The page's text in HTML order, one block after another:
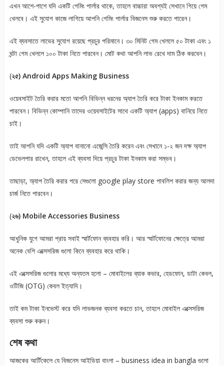
এখন আশে-পাশে যদি একটি গেমিং পার্লার থাকে, তাহলে বাচ্চারা অবশ্যই সেখানে গিয়ে গেম
খেলবে। এই সুযোগ কাজে লাগিয়ে আপনি গেমিং পার্লার বিজনেস শুরু করতে পারেন।
এই ব্যবসাতে লাভের সুযোগ রয়েছে প্রচুর পরিমানে। ৩০ মিনিট গেম খেললে ৫০ টাকা এবং ১
ঘন্টা গেম খেললে ১০০ টাকা নিতে পারবেন। মোট কথা আপনি লাভ রেখে দাম ঠিক করবেন।
(২৫) Android Apps Making Business
ওয়েবসাইট তৈরি করার মতো আপনি বিভিন্ন ধরনের অ্যাপ তৈরি করে টাকা ইনকাম করতে
পারবেন। বিভিন্ন কোম্পানি তাদের ওয়েবসাইটের সাথে একটি অ্যাপ (apps) বানিয়ে নিতে
চাই।
তাই আপনি যদি একটি অ্যাপ বানানো এজেন্সি তৈরি করেন এবং সেখানে ১-২ জন দক্ষ অ্যাপ
ডেভেলপার রাখেন, তাহলে এই ব্যবসা দিয়ে প্রচুর টাকা ইনকাম করা সম্ভব।
তাছাড়া, অ্যাপ তৈরি করার পরে সেগুলো google play store পাবলিশ করার জন্য আলদা
চার্জ নিতে পারবেন।
(২৬) Mobile Accessories Business
আধুনিক যুগে আমরা প্রায় সবাই স্মার্টফোন ব্যবহার করি। আর স্মার্টফোনের ক্ষেত্রে আমরা
অনেক বেশি এক্সেসরিজ গুলো কিনে ব্যবহার করে থাকি।
এই এক্সেসরিজ গুলোর মধ্যে অন্যতম হলো – মোবাইলের ব্যাক কভার, হেডফোন, ডাটা কেবল,
ওটিজি (OTG) কেবল ইত্যাদি।
তাই কম টাকা ইনভেস্ট করে যদি লাভজনক ব্যবসা করতে চান, তাহলে মোবাইল এক্সেসরিজ
ব্যবসা শুরু করুন।
শেষ কথা
আজকের আর্টিকেলে যে বিজনেস আইডিয়া বাংলা – business idea in bangla গুলো